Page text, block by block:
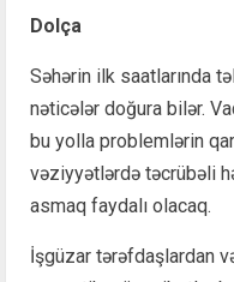
Dolça
Səhərin ilk saatlarında
nəticələr doğura bilər.
bu yolla problemlərin
vəziyyətlərdə təcrübəli
asmaq faydalı olacaq.
İşgüzar tərəfdaşlardan